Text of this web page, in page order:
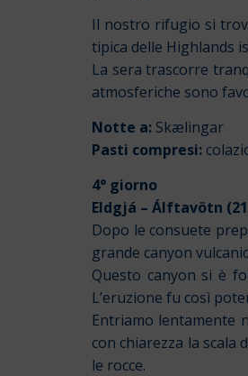
Il nostro rifugio si
tipica delle Highlands
La sera trascorre
atmosferiche sono
Notte a: Skælingar
Pasti compresi:
4° giorno
Eldgjá – Álftavötn
Dopo le consuete
grande canyon
Questo canyon si è
L’eruzione fu così
Entriamo lentamente
con chiarezza la scala
le rocce.